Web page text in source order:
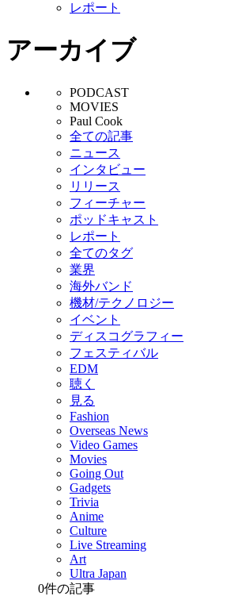
レポート
アーカイブ
PODCAST
MOVIES
Paul Cook
全ての記事
ニュース
インタビュー
リリース
フィーチャー
ポッドキャスト
レポート
全てのタグ
業界
海外バンド
機材/テクノロジー
イベント
ディスコグラフィー
フェスティバル
EDM
聴く
見る
Fashion
Overseas News
Video Games
Movies
Going Out
Gadgets
Trivia
Anime
Culture
Live Streaming
Art
Ultra Japan
0件の記事